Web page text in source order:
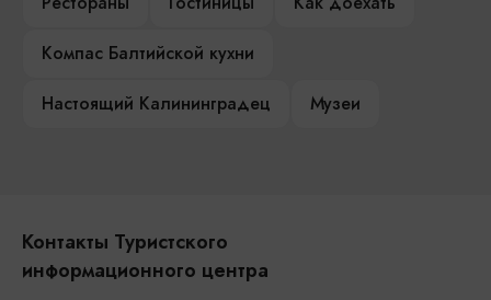
Компас Балтийской кухни
Настоящий Калининградец
Музеи
Контакты Туристского
информационного центра